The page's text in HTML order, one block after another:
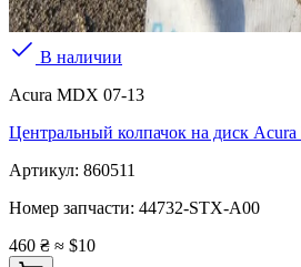
В наличии
Acura MDX 07-13
Центральный колпачок на диск
Артикул: 860511
Номер запчасти: 44732-STX-A00
460 ₴ ≈ $10